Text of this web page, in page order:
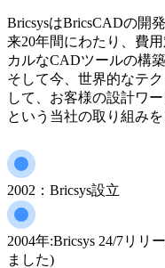
BricsysはBricsCADの開
来20年間にわたり、費
カルなCADツールの構
そして今、世界的なテ
して、お客様の設計ワ
という当社の取り組み
2002：Bricsys設立
2004年:Bricsys 24/7リリ
ました)